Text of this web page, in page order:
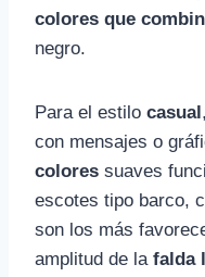
colores que
negro.
Para el estilo casual
con mensajes o
colores suaves
escotes tipo barco,
son los más
amplitud de la falda